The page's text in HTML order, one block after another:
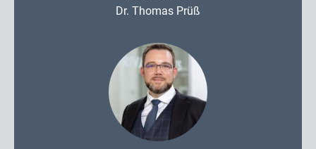
Dr. Thomas Prüß